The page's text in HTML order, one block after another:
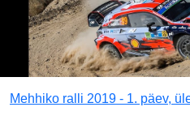
Mehhiko ralli 2019 - 1. päev,